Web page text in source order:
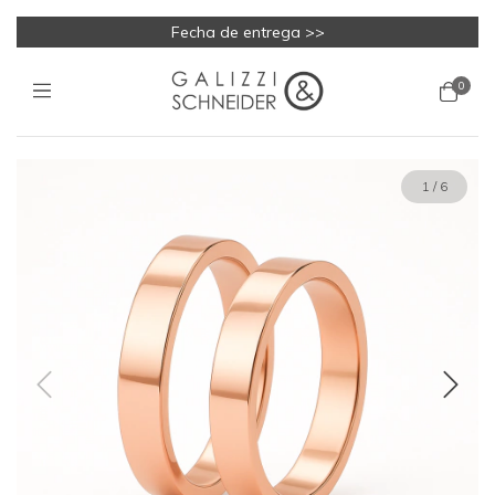
Fecha de entrega >>
0
1 / 6